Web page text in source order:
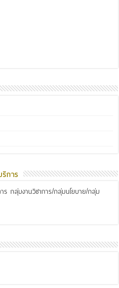
การ
ร กลุ่มงานวิชาการ/กลุ่มนโยบาย/กลุ่ม